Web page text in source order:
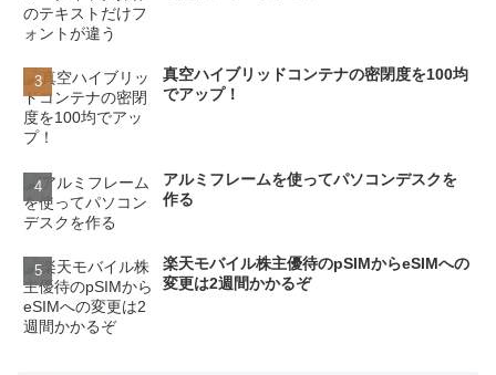
真空ハイブリッドコンテナの密閉度を100均
でアップ！
アルミフレームを使ってパソコンデスクを
作る
楽天モバイル株主優待のpSIMからeSIMへの
変更は2週間かかるぞ